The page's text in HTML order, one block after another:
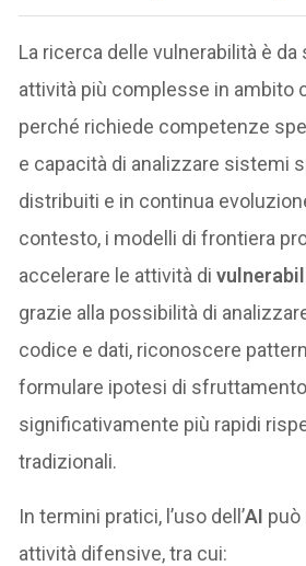
La ricerca delle vulnerabilità è da
attività più complesse in ambito
perché richiede competenze
e capacità di analizzare sistemi
distribuiti e in continua
contesto, i modelli di frontiera
accelerare le attività di
grazie alla possibilità di
codice e dati, riconoscere
formulare ipotesi di
significativamente più rapidi
tradizionali.
In termini pratici, l’uso dell’AI può
attività difensive, tra cui: